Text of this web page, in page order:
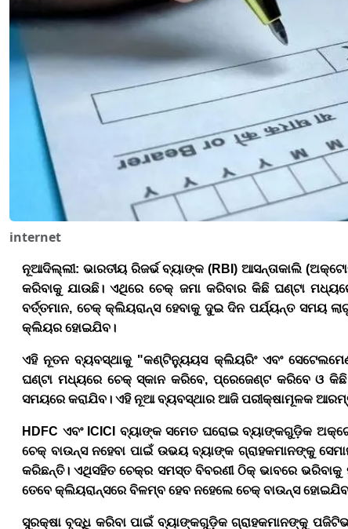
internet
ନୂଆଦିଲ୍ଲୀ: ଭାରତୀୟ ରିଜର୍ଭ ବ୍ୟାଙ୍କ (RBI)ଆସନ୍ତାକାଲି
କରିବାକୁ ଯାଉଛି। ଏଥିରେ ଚେକ୍ ଜମା କରିବାର କିଛି ଘଣ୍ଟା
ବର୍ତ୍ତମାନ, ଚେକ୍ କ୍ଲିୟରାନ୍ସ ହେବାକୁ ଦୁଇ ଦିନ ପର୍ଯ୍ୟନ୍ତ ସମୟ
କ୍ଲିୟର ହୋଇଯିବ।
ଏହି ନୂତନ ବ୍ୟବସ୍ଥାକୁ "କଣ୍ଟିନ୍ୟୁୟସ କ୍ଲିୟରିଂ ଏବଂ
ଘଣ୍ଟା ମଧ୍ୟରେ ଚେକ୍ ସ୍କାନ କରିବେ, ପ୍ରେଜେଣ୍ଟ କରିବେ ଓ କିଛି
ସମୟରେ କରାଯିବ। ଏହି ନୂଆ ବ୍ୟବସ୍ଥାର ଆଜି ପରୀକ୍ଷାମୂଳକ
HDFC ଏବଂ ICICI ବ୍ୟାଙ୍କ ସମେତ ଘରୋଇ ବ୍ୟାଙ୍କଗୁଡ଼ିକ
ଚେକ୍ ବାଉନ୍ସ ନହେବା ପାଇଁ ଉଭୟ ବ୍ୟାଙ୍କ ଗ୍ରାହକମାନଙ୍କୁ
କରିଛନ୍ତି। ଏଥିସହିତ ଚେକ୍‌ର ସମସ୍ତ ବିବରଣୀ ଠିକ୍ ଭାବରେ ଭରିବାକୁ
ତେବେ କ୍ଲିୟରାନ୍ସରେ ବିଳମ୍ବ ହେବ ନହେଲେ ଚେକ୍ ବାଉନ୍ସ
ସୁରକ୍ଷା ବୃଦ୍ଧି କରିବା ପାଇଁ ବ୍ୟାଙ୍କଗୁଡ଼ିକ ଗ୍ରାହକମାନଙ୍କୁ